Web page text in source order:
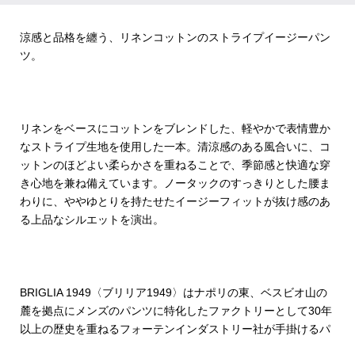
涼感と品格を纏う、リネンコットンのストライプイージーパン
ツ。
リネンをベースにコットンをブレンドした、軽やかで表情豊か
なストライプ生地を使用した一本。清涼感のある風合いに、コ
ットンのほどよい柔らかさを重ねることで、季節感と快適な穿
き心地を兼ね備えています。ノータックのすっきりとした腰ま
わりに、ややゆとりを持たせたイージーフィットが抜け感のあ
る上品なシルエットを演出。
BRIGLIA 1949〈ブリリア1949〉はナポリの東、ベスビオ山の
麓を拠点にメンズのパンツに特化したファクトリーとして30年
以上の歴史を重ねるフォーテンインダストリー社が手掛けるパ